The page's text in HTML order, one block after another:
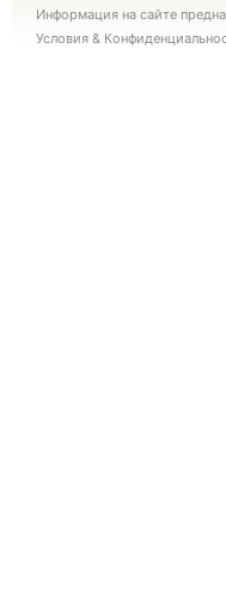
Информация на сайте
Условия &